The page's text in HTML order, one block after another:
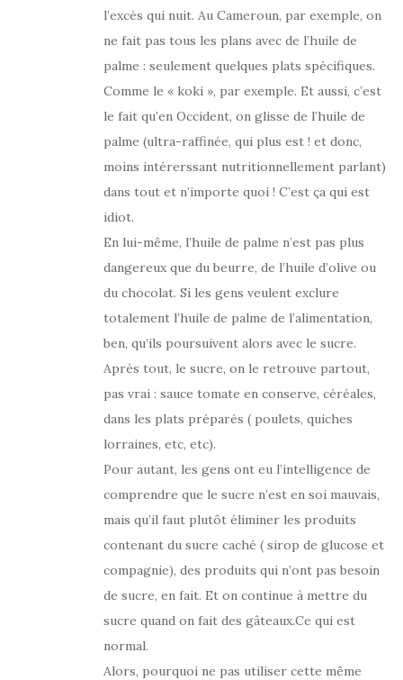
l’excès qui nuit. Au Cameroun, par exemple, on
ne fait pas tous les plans avec de l’huile de
palme : seulement quelques plats spécifiques.
Comme le « koki », par exemple. Et aussi, c’est
le fait qu’en Occident, on glisse de l’huile de
palme (ultra-raffinée, qui plus est ! et donc,
moins intérerssant nutritionnellement parlant)
dans tout et n’importe quoi ! C’est ça qui est
idiot.
En lui-même, l’huile de palme n’est pas plus
dangereux que du beurre, de l’huile d’olive ou
du chocolat. Si les gens veulent exclure
totalement l’huile de palme de l’alimentation,
ben, qu’ils poursuivent alors avec le sucre.
Après tout, le sucre, on le retrouve partout,
pas vrai : sauce tomate en conserve, céréales,
dans les plats préparés ( poulets, quiches
lorraines, etc, etc).
Pour autant, les gens ont eu l’intelligence de
comprendre que le sucre n’est en soi mauvais,
mais qu’il faut plutôt éliminer les produits
contenant du sucre caché ( sirop de glucose et
compagnie), des produits qui n’ont pas besoin
de sucre, en fait. Et on continue à mettre du
sucre quand on fait des gâteaux.Ce qui est
normal.
Alors, pourquoi ne pas utiliser cette même